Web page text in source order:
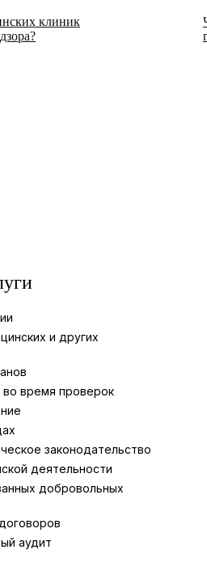
клиник
и других
время проверок
законодательство
деятельности
добровольных
аудит